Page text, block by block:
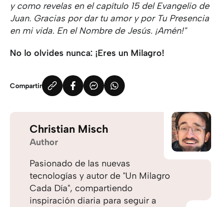
y como revelas en el capítulo 15 del Evangelio de
Juan. Gracias por dar tu amor y por Tu Presencia
en mi vida. En el Nombre de Jesús. ¡Amén!"
No lo olvides nunca: ¡Eres un Milagro!
Compartir
Christian Misch
Author
Pasionado de las nuevas
tecnologías y autor de "Un Milagro
Cada Día", compartiendo
inspiración diaria para seguir a